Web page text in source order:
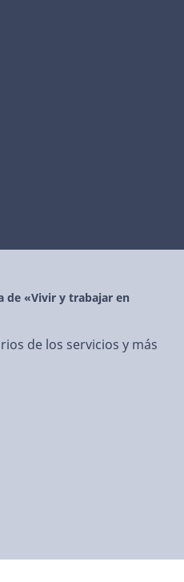
de «Vivir y trabajar en
de los servicios y más